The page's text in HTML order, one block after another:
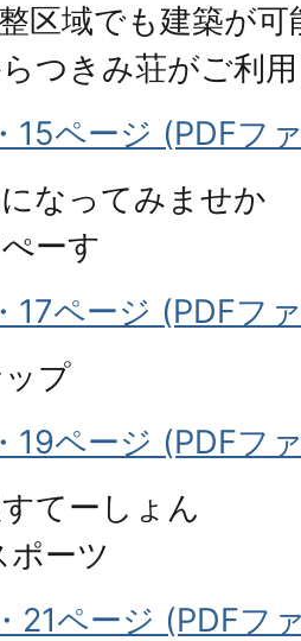
区域でも建築が可
つきみ荘がご利
15ページ (PDFフ
なってみませか
ーす
17ページ (PDFフ
プ
19ページ (PDFフ
てーしょん
ポーツ
21ページ (PDFフ